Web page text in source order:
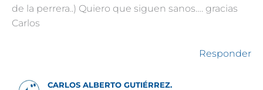
de la perrera..) Quiero que siguen sanos…. gracias
Carlos
Responder
CARLOS ALBERTO GUTIÉRREZ.